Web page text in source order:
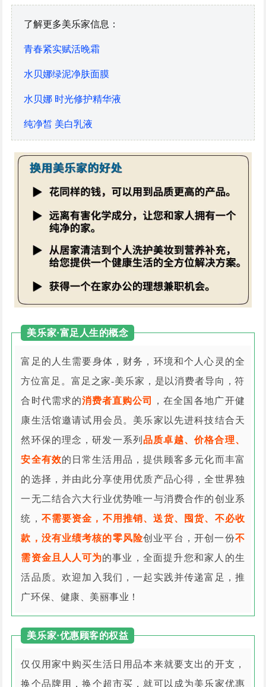
了解更多美乐家信息：
青春紧实赋活晚霜
水贝娜绿泥净肤面膜
水贝娜 时光修护精华液
纯净皙 美白乳液
美乐家·富足人生的概念
富足的人生需要身体，财务，环境和个人心灵的全
方位富足。富足之家-美乐家，是以消费者导向，符
合时代需求的消费者直购公司
，在全国各地广开健
康生活馆邀请试用会员。美乐家以先进科技结合天
然环保的理念，研发一系列 品质卓越、价格合理、
安全有效的日常生活用品，提供顾客多元化而丰富
的选择，并由此分享使用优质产品心得，全世界独
一无二结合六大行业优势唯一与消费合作的创业系
统， 不需要资金，不用推销、送货、囤货、不必收
款，没有业绩考核的零风险创业平台，开创一份不
需资金且人人可为的事业，全面提升您和家人的生
活品质。欢迎加入我们，一起实践并传递富足，推
广环保、健康、美丽事业！
美乐家·优惠顾客的权益
仅仅用家中购买生活日用品本来就要支出的开支，
换个品牌用，换个超市买，就可以成为美乐家优惠